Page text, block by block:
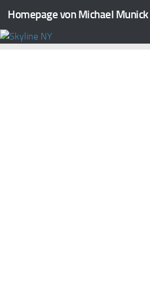
Zum Inhalt springen
Homepage von Michael Munick